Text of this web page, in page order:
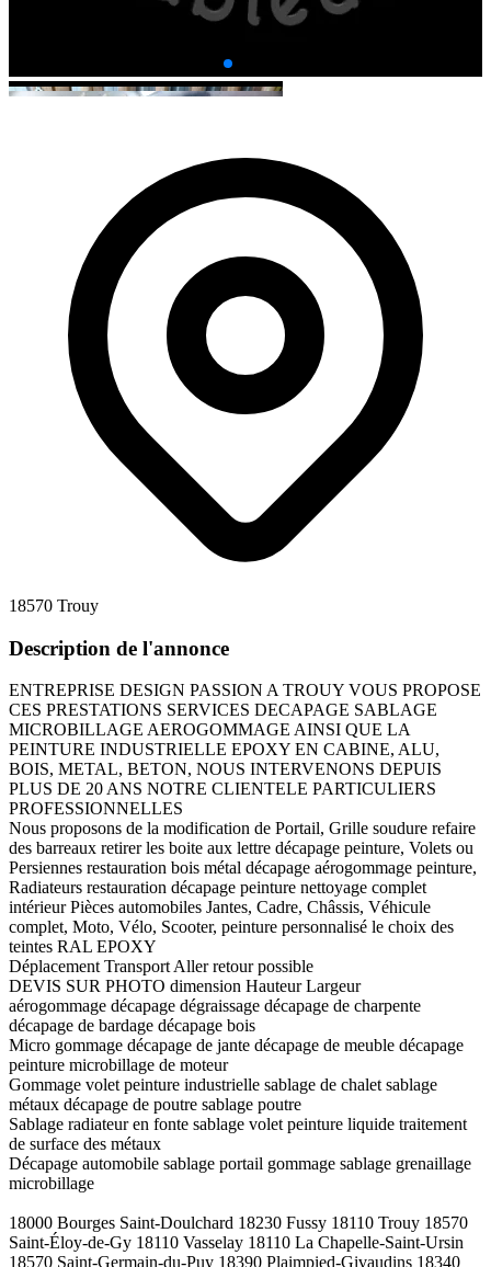
18570 Trouy
Description de l'annonce
ENTREPRISE DESIGN PASSION A TROUY VOUS PROPOSE
CES PRESTATIONS SERVICES DECAPAGE SABLAGE
MICROBILLAGE AEROGOMMAGE AINSI QUE LA
PEINTURE INDUSTRIELLE EPOXY EN CABINE, ALU,
BOIS, METAL, BETON, NOUS INTERVENONS DEPUIS
PLUS DE 20 ANS NOTRE CLIENTELE PARTICULIERS
PROFESSIONNELLES
Nous proposons de la modification de Portail, Grille soudure refaire
des barreaux retirer les boite aux lettre décapage peinture, Volets ou
Persiennes restauration bois métal décapage aérogommage peinture,
Radiateurs restauration décapage peinture nettoyage complet
intérieur Pièces automobiles Jantes, Cadre, Châssis, Véhicule
complet, Moto, Vélo, Scooter, peinture personnalisé le choix des
teintes RAL EPOXY
Déplacement Transport Aller retour possible
DEVIS SUR PHOTO dimension Hauteur Largeur
aérogommage décapage dégraissage décapage de charpente
décapage de bardage décapage bois
Micro gommage décapage de jante décapage de meuble décapage
peinture microbillage de moteur
Gommage volet peinture industrielle sablage de chalet sablage
métaux décapage de poutre sablage poutre
Sablage radiateur en fonte sablage volet peinture liquide traitement
de surface des métaux
Décapage automobile sablage portail gommage sablage grenaillage
microbillage
18000 Bourges Saint-Doulchard 18230 Fussy 18110 Trouy 18570
Saint-Éloy-de-Gy 18110 Vasselay 18110 La Chapelle-Saint-Ursin
18570 Saint-Germain-du-Puy 18390 Plaimpied-Givaudins 18340